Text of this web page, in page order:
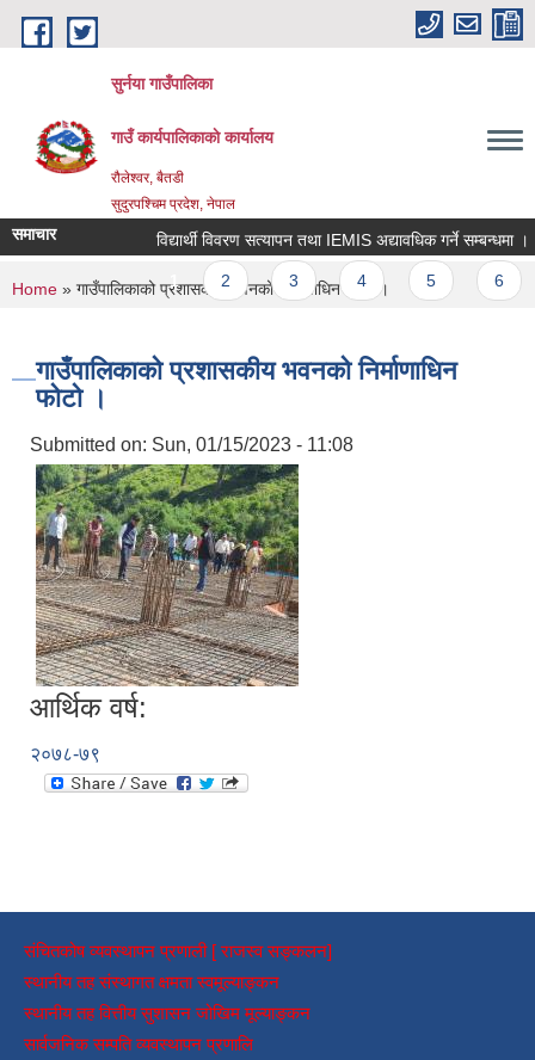
Skip to main content
सुर्नया गाउँपालिका
गाउँ कार्यपालिकाकाे कार्यालय
रौलेश्वर, बैतडी
सुदुरपश्चिम प्रदेश, नेपाल
समाचार विद्यार्थी विवरण सत्यापन तथा IEMIS अद्यावधिक गर्ने सम्बन्धमा ।
Pages
1 2 3 4 5 6
You are here
Home » गाउँपालिकाको प्रशासकीय भवनको निर्माणाधिन फोटो ।
गाउँपालिकाको प्रशासकीय भवनको निर्माणाधिन
फोटो ।
Submitted on: Sun, 01/15/2023 - 11:08
आर्थिक वर्ष:
२०७८-७९
संचितकोष व्यवस्थापन प्रणाली [ राजस्व सङ्कलन]
स्थानीय तह संस्थागत क्षमता स्वमूल्याङ्कन
स्थानीय तह वित्तीय सुशासन जोखिम मूल्याङ्कन
सार्वजनिक सम्पति व्यवस्थापन प्रणालि